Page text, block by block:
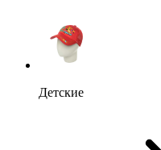
Детские